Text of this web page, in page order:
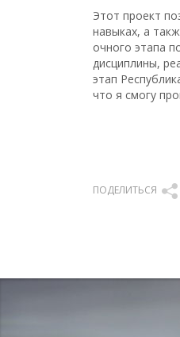
Этот проект
навыках, а
очного этапа
дисциплины,
этап
что я смогу
ПОДЕЛИТЬСЯ